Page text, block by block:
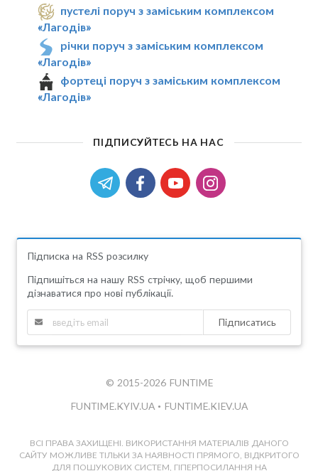
пустелі поруч з заміським комплексом
«Лагодів»
річки поруч з заміським комплексом
«Лагодів»
фортеці поруч з заміським комплексом
«Лагодів»
ПІДПИСУЙТЕСЬ НА НАС
Підписка на RSS розсилку
Підпишіться на нашу RSS стрічку, щоб першими
дізнаватися про нові публікації.
Підписатись
© 2015-2026 FUNTIME
FUNTIME.KYIV.UA • FUNTIME.KIEV.UA
ВСІ ПРАВА ЗАХИЩЕНІ. ВИКОРИСТАННЯ МАТЕРІАЛІВ ДАНОГО
САЙТУ МОЖЛИВЕ ТІЛЬКИ ЗА НАЯВНОСТІ ПРЯМОГО, ВІДКРИТОГО
ДЛЯ ПОШУКОВИХ СИСТЕМ, ГІПЕРПОСИЛАННЯ НА